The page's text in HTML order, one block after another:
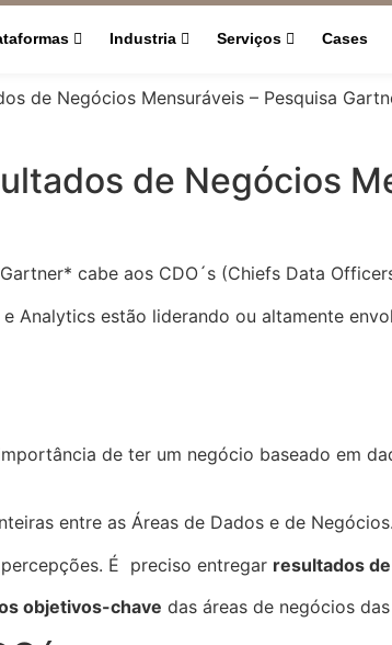
Industria Serviços Cases
de Negócios Mensuráveis – Pesquisa
de Negócios
cabe aos CDO´s (Chiefs Data
Analytics estão liderando ou altamente
de ter um negócio baseado em
entre as Áreas de Dados e de Negócios.
É preciso entregar resultados
objetivos-chave das áreas de negócios